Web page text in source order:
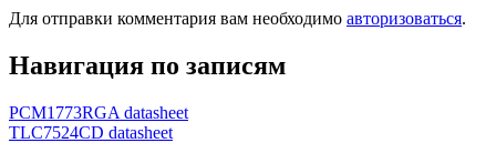
Для отправки комментария вам необходимо авторизоваться.
Навигация по записям
PCM1773RGA datasheet
TLC7524CD datasheet